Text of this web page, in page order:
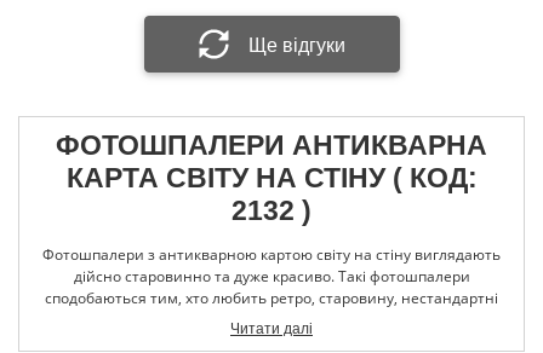
Прикріпити фотографію
Надіслати відгук
Ще відгуки
ФОТОШПАЛЕРИ АНТИКВАРНА
КАРТА СВІТУ НА СТІНУ ( КОД:
2132 )
Фотошпалери з антикварною картою світу на стіну виглядають
дійсно старовинно та дуже красиво. Такі фотошпалери
сподобаються тим, хто любить ретро, старовину, нестандартні
рішення. Оскільки шпалери виконані в коричневих кольорах,
вони створюють в приміщенні дуже теплу та затишну атмосферу.
Читати далі